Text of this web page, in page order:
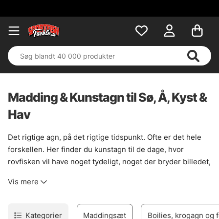
Madding & Kunstagn til Sø, Å, Kyst &
Hav
Det rigtige agn, på det rigtige tidspunkt. Ofte er det hele
forskellen. Her finder du kunstagn til de dage, hvor
rovfisken vil have noget tydeligt, noget der bryder billedet,
gedde langs sivkanter, aborre i strømkanter og sandart,
Til fiskeri hvor gangen styres med stangtoppen, er
Vis mere
Kategorier Maddingsæt Boilies, krogagn og